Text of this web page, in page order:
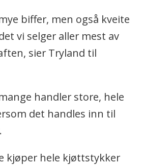
biffer, men også kveite
vi selger aller mest av
sier Tryland til
handler store, hele
det handles inn til
kjøper hele kjøttstykker